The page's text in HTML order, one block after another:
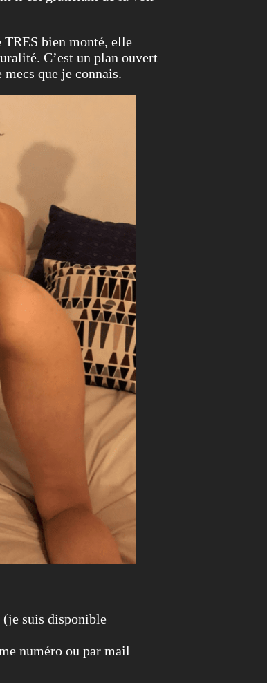
bien monté, elle
C’est un plan ouvert
que je connais.
(je suis disponible
numéro ou par mail